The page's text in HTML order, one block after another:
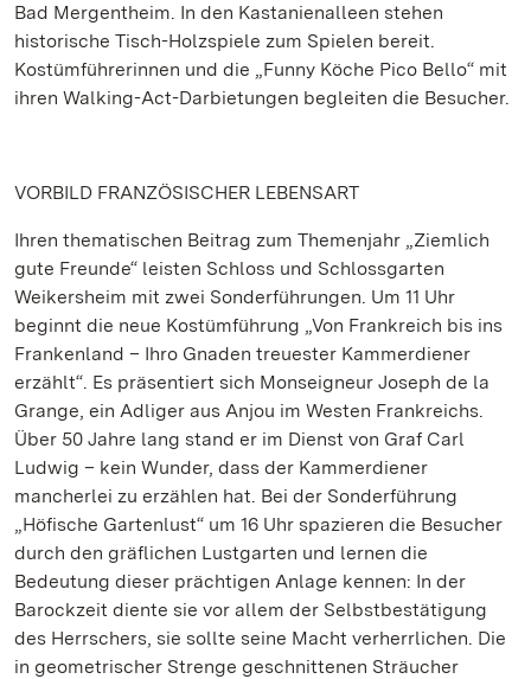
Bad Mergentheim. In den Kastanienalleen stehen
historische Tisch-Holzspiele zum Spielen bereit.
Kostümführerinnen und die „Funny Köche Pico Bello“ mit
ihren Walking-Act-Darbietungen begleiten die Besucher.
VORBILD FRANZÖSISCHER LEBENSART
Ihren thematischen Beitrag zum Themenjahr „Ziemlich
gute Freunde“ leisten Schloss und Schlossgarten
Weikersheim mit zwei Sonderführungen. Um 11 Uhr
beginnt die neue Kostümführung „Von Frankreich bis ins
Frankenland – Ihro Gnaden treuester Kammerdiener
erzählt“. Es präsentiert sich Monseigneur Joseph de la
Grange, ein Adliger aus Anjou im Westen Frankreichs.
Über 50 Jahre lang stand er im Dienst von Graf Carl
Ludwig – kein Wunder, dass der Kammerdiener
mancherlei zu erzählen hat. Bei der Sonderführung
„Höfische Gartenlust“ um 16 Uhr spazieren die Besucher
durch den gräflichen Lustgarten und lernen die
Bedeutung dieser prächtigen Anlage kennen: In der
Barockzeit diente sie vor allem der Selbstbestätigung
des Herrschers, sie sollte seine Macht verherrlichen. Die
in geometrischer Strenge geschnittenen Sträucher